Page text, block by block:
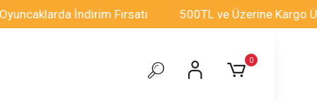
İndirim Fırsatı 500TL ve Üzerine Kargo
0